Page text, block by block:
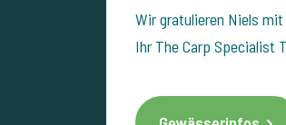
Wir gratulieren Niels
Ihr The Carp Specialist